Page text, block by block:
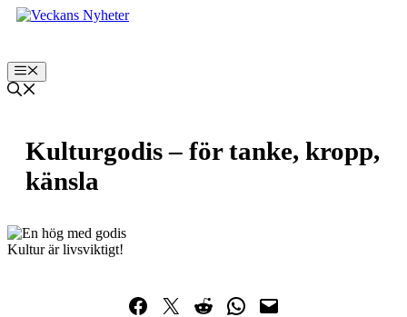
Hoppa
Meny
Kulturgodis – för tanke, kropp,
känsla
Kultur är livsviktigt!
Dela på Facebook
Dela på TwitterDela på RedditDela i WhatsApp
Maila en länk